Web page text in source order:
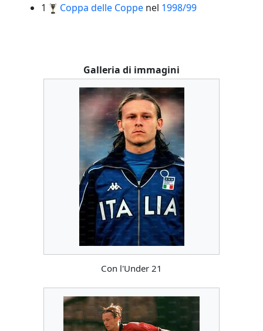
1
Coppa delle Coppenel 1998/99
Galleria di immagini
Con l'Under 21